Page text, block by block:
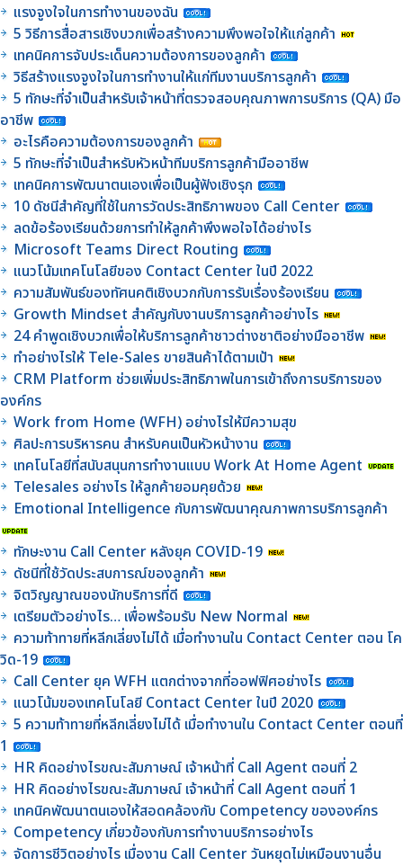
แรงจูงใจในการทำงานของฉัน
5 วิธีการสื่อสารเชิงบวกเพื่อสร้างความพึงพอใจให้แก่ลูกค้า
เทคนิคการจับประเด็นความต้องการของลูกค้า
วิธีสร้างแรงจูงใจในการทำงานให้แก่ทีมงานบริการลูกค้า
5 ทักษะที่จำเป็นสำหรับเจ้าหน้าที่ตรวจสอบคุณภาพการบริการ (QA) มือ
อาชีพ
อะไรคือความต้องการของลูกค้า
5 ทักษะที่จำเป็นสำหรับหัวหน้าทีมบริการลูกค้ามืออาชีพ
เทคนิคการพัฒนาตนเองเพื่อเป็นผู้ฟังเชิงรุก
10 ดัชนีสำคัญที่ใช้ในการวัดประสิทธิภาพของ Call Center
ลดข้อร้องเรียนด้วยการทำให้ลูกค้าพึงพอใจได้อย่างไร
Microsoft Teams Direct Routing
แนวโน้มเทคโนโลยีของ Contact Center ในปี 2022
ความสัมพันธ์ของทัศนคติเชิงบวกกับการรับเรื่องร้องเรียน
Growth Mindset สำคัญกับงานบริการลูกค้าอย่างไร
24 คำพูดเชิงบวกเพื่อให้บริการลูกค้าชาวต่างชาติอย่างมืออาชีพ
ทำอย่างไรให้ Tele-Sales ขายสินค้าได้ตามเป้า
CRM Platform ช่วยเพิ่มประสิทธิภาพในการเข้าถึงการบริการของ
องค์กร
Work from Home (WFH) อย่างไรให้มีความสุข
ศิลปะการบริหารคน สำหรับคนเป็นหัวหน้างาน
เทคโนโลยีที่สนับสนุนการทำงานแบบ Work At Home Agent
Telesales อย่างไร ให้ลูกค้ายอมคุยด้วย
Emotional Intelligence กับการพัฒนาคุณภาพการบริการลูกค้า
ทักษะงาน Call Center หลังยุค COVID-19
ดัชนีที่ใช้วัดประสบการณ์ของลูกค้า
จิตวิญญาณของนักบริการที่ดี
เตรียมตัวอย่างไร… เพื่อพร้อมรับ New Normal
ความท้าทายที่หลีกเลี่ยงไม่ได้ เมื่อทำงานใน Contact Center ตอน โค
วิด-19
Call Center ยุค WFH แตกต่างจากที่ออฟฟิศอย่างไร
แนวโน้มของเทคโนโลยี Contact Center ในปี 2020
5 ความท้าทายที่หลีกเลี่ยงไม่ได้ เมื่อทำงานใน Contact Center ตอนที่
1
HR คิดอย่างไรขณะสัมภาษณ์ เจ้าหน้าที่ Call Agent ตอนที่ 2
HR คิดอย่างไรขณะสัมภาษณ์ เจ้าหน้าที่ Call Agent ตอนที่ 1
เทคนิคพัฒนาตนเองให้สอดคล้องกับ Competency ขององค์กร
Competency เกี่ยวข้องกับการทำงานบริการอย่างไร
จัดการชีวิตอย่างไร เมื่องาน Call Center วันหยุดไม่เหมือนงานอื่น